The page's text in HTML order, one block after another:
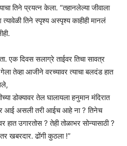
तिने प्रयत्न केला. “तहानलेल्या जीवाला
त्यावेळी तिने स्पृश्य अस्पृश्य काहीही मानलं
एक दिवस सलाग्रे ताईवर तिचा सावत्र
तेव्हा आजीने वरच्यावर त्याचा बलदंड हात
डोक्यावर तेल घालायला हनुमान मंदिरात
आई असली तरी आईच आहे ना ? तिनेच
हात उगारतोस ? तेही तोळाभर सोन्यासाठी ?
तर खबरदार. ढोंगी कुठला !”